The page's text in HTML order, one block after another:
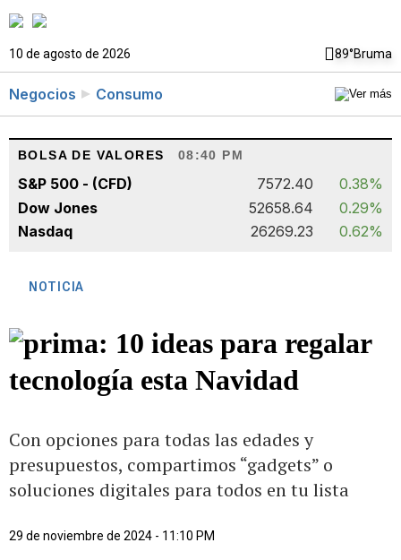
10 de agosto de 2026 89°Bruma
Negocios Consumo
BOLSA DE VALORES 08:40 PM
S&P 500 - (CFD) 7572.40
0.38%
Dow Jones
52658.64
0.29%
Nasdaq
26269.23 0.62%
NOTICIA
10 ideas para regalar
tecnología esta Navidad
Con opciones para todas las edades y
presupuestos, compartimos “gadgets” o
soluciones digitales para todos en tu lista
29 de noviembre de 2024 - 11:10 PM